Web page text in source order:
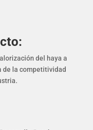
del haya a
de la competitividad